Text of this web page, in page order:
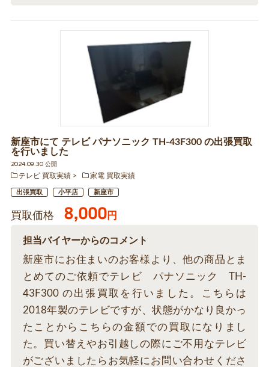
新座市にて テレビ パナソニック TH-43F300 の出張買取
を行いました
2024.09.30 公開
テレビ 買取実績
家電 買取実績
出張買取 小平店 新座市
買取価格 8,000円
担当バイヤーからのコメント
新座市にお住まいのお客様より、他の商品とま
とめてのご依頼でテレビ パナソニック TH-
43F300 の出張買取を行いました。こちらは
2018年製のテレビですが、状態がかなり良かっ
たことからこちらの金額での買取になりまし
た。買い替えやお引越しの際にご不用なテレビ
がございましたらお気軽にお問い合わせくださ